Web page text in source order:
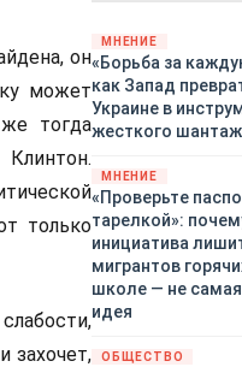
он
может
тогда
только
захочет,
МНЕНИЕ
«Борьба за
как Запад
Украине в
жесткого
МНЕНИЕ
«Проверьте
тарелкой»:
инициатива
мигрантов
школе — не
идея
ОБЩЕСТВО